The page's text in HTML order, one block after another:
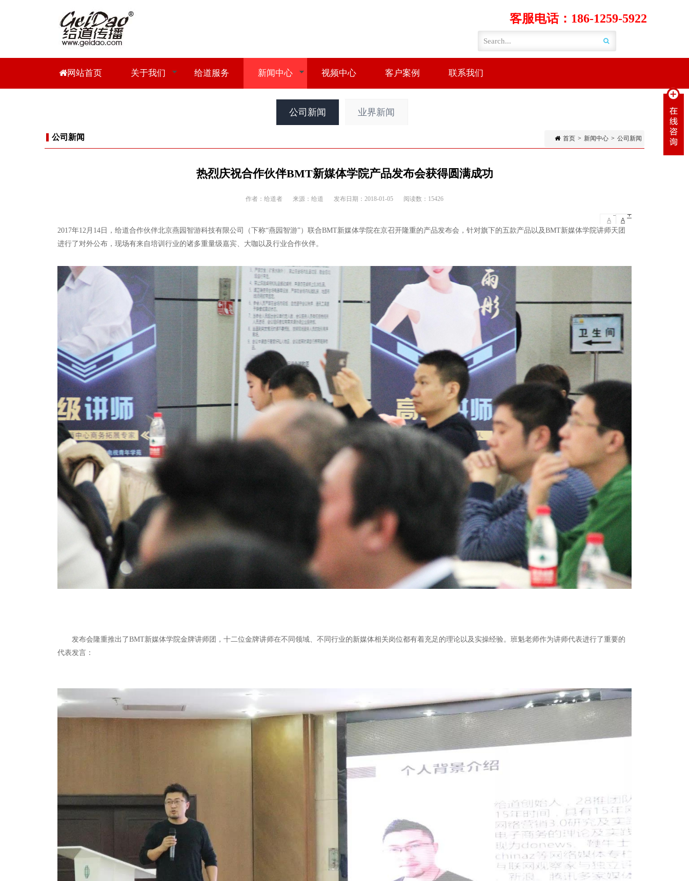
客服电话：186-1259-5922
网站首页 关于我们 给道服务 新闻中心 视频中心 客户案例 联系我们
公司新闻 业界新闻
首页 > 新闻中心 > 公司新闻
公司新闻
热烈庆祝合作伙伴BMT新媒体学院产品发布会获得圆满成功
作者：给道者 来源：给道 发布日期：2018-01-05 阅读数：15426
A A
+
2017年12月14日，给道合作伙伴北京燕园智游科技有限公司（下称“燕园智游”）联合BMT新媒体学院在京召开隆重的产品发布会，针对旗下的五款产品以及BMT新媒体学院讲师天团
进行了对外公布，现场有来自培训行业的诸多重量级嘉宾、大咖以及行业合作伙伴。
发布会隆重推出了BMT新媒体学院金牌讲师团，十二位金牌讲师在不同领域、不同行业的新媒体相关岗位都有着充足的理论以及实操经验。班魁老师作为讲师代表进行了重要的
代表发言：